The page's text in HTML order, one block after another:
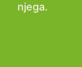
njega.